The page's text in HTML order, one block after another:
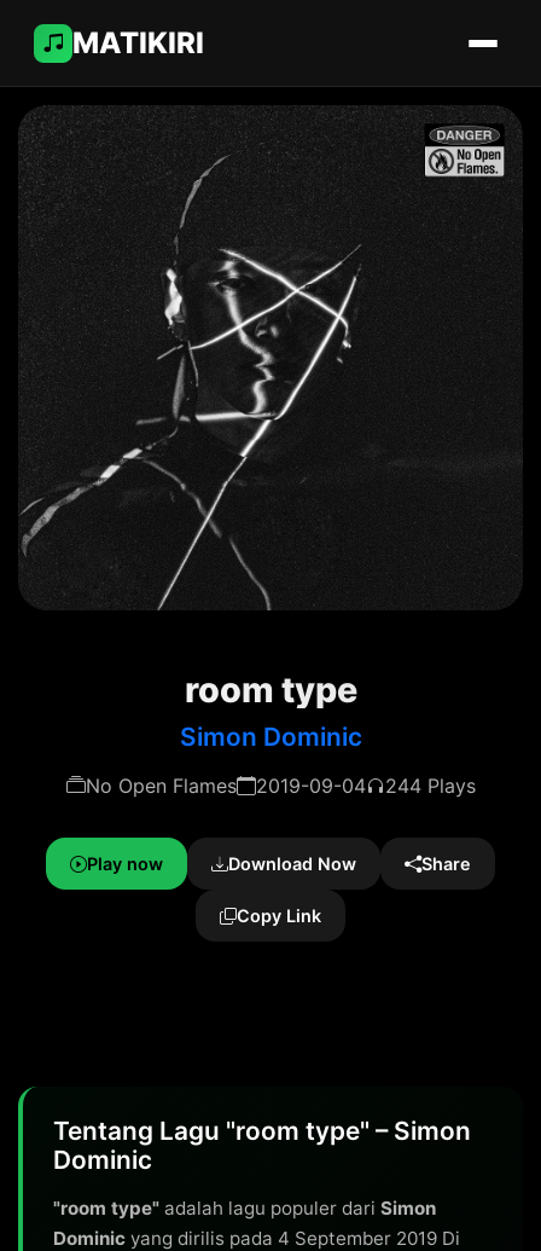
MATIKIRI
room type
Simon Dominic
No Open Flames 2019-09-04 244 Plays
Play now Download Now Share
Copy Link
Tentang Lagu "room type" – Simon
Dominic
"room type" adalah lagu populer dari Simon
Dominic yang dirilis pada 4 September 2019 Di